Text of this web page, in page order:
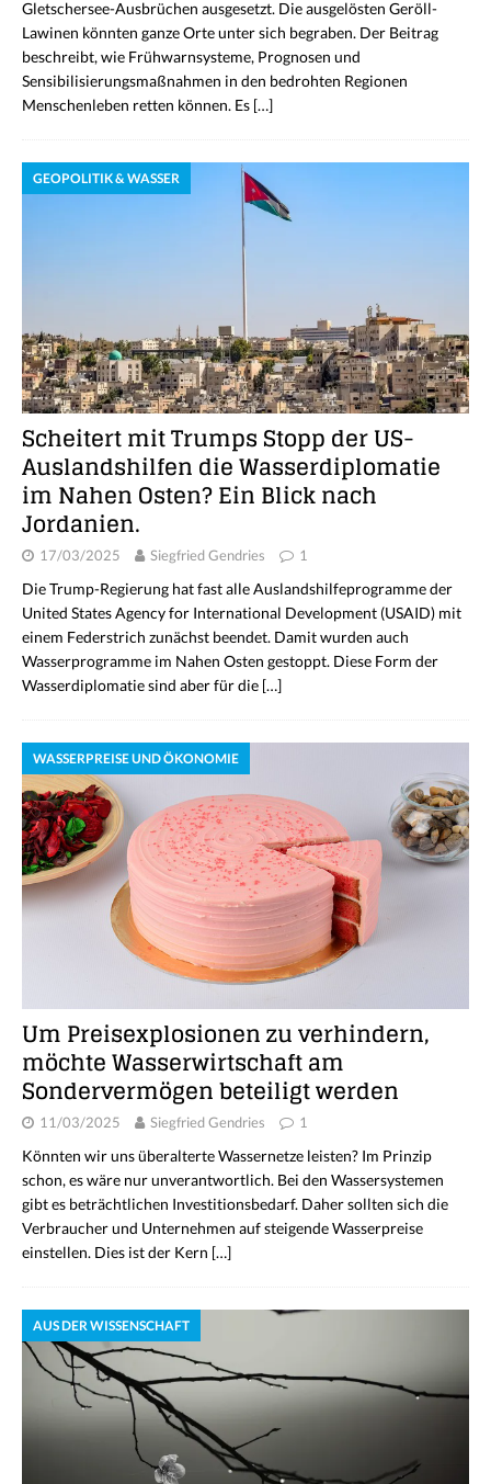
Gletschersee-Ausbrüchen ausgesetzt. Die ausgelösten Geröll-
Lawinen könnten ganze Orte unter sich begraben. Der Beitrag
beschreibt, wie Frühwarnsysteme, Prognosen und
Sensibilisierungsmaßnahmen in den bedrohten Regionen
Menschenleben retten können. Es […]
GEOPOLITIK & WASSER
Scheitert mit Trumps Stopp der US-
Auslandshilfen die Wasserdiplomatie
im Nahen Osten? Ein Blick nach
Jordanien.
17/03/2025 Siegfried Gendries 1
Die Trump-Regierung hat fast alle Auslandshilfeprogramme der
United States Agency for International Development (USAID) mit
einem Federstrich zunächst beendet. Damit wurden auch
Wasserprogramme im Nahen Osten gestoppt. Diese Form der
Wasserdiplomatie sind aber für die […]
WASSERPREISE UND ÖKONOMIE
Um Preisexplosionen zu verhindern,
möchte Wasserwirtschaft am
Sondervermögen beteiligt werden
11/03/2025 Siegfried Gendries 1
Könnten wir uns überalterte Wassernetze leisten? Im Prinzip
schon, es wäre nur unverantwortlich. Bei den Wassersystemen
gibt es beträchtlichen Investitionsbedarf. Daher sollten sich die
Verbraucher und Unternehmen auf steigende Wasserpreise
einstellen. Dies ist der Kern […]
AUS DER WISSENSCHAFT